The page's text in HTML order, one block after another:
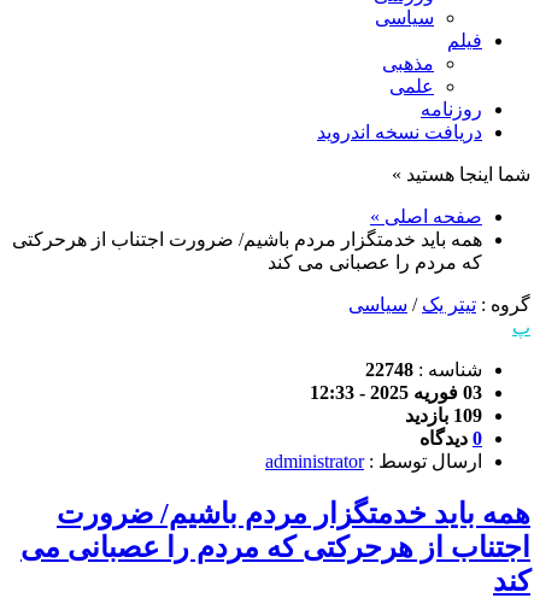
سیاسی
فیلم
مذهبی
علمی
روزنامه
دریافت نسخه اندروید
شما اینجا هستید »
صفحه اصلی »
همه باید خدمتگزار مردم باشیم/ ضرورت اجتناب از هرحرکتی
که مردم را عصبانی می کند
گروه : تیتر یک / سیاسی
پ
شناسه : 22748
03 فوریه 2025 - 12:33
109 بازدید
0 دیدگاه
ارسال توسط :administrator
همه باید خدمتگزار مردم باشیم/ ضرورت
اجتناب از هرحرکتی که مردم را عصبانی می
کند